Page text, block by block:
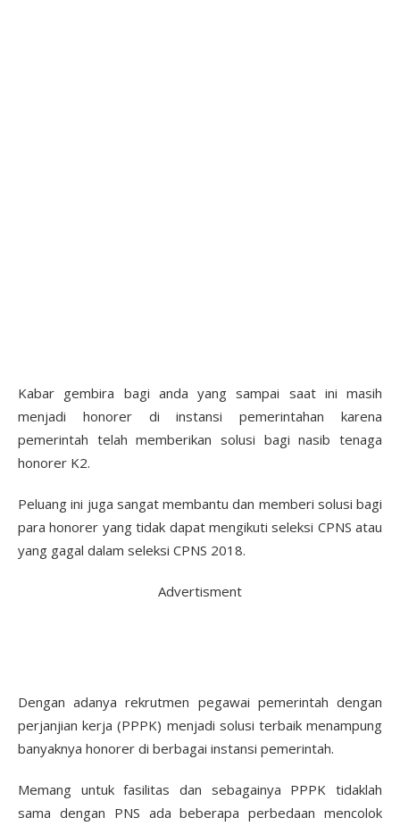
Kabar gembira bagi anda yang sampai saat ini masih
menjadi honorer di instansi pemerintahan karena
pemerintah telah memberikan solusi bagi nasib tenaga
honorer K2.
Peluang ini juga sangat membantu dan memberi solusi bagi
para honorer yang tidak dapat mengikuti seleksi CPNS atau
yang gagal dalam seleksi CPNS 2018.
Advertisment
Dengan adanya rekrutmen pegawai pemerintah dengan
perjanjian kerja (PPPK) menjadi solusi terbaik menampung
banyaknya honorer di berbagai instansi pemerintah.
Memang untuk fasilitas dan sebagainya PPPK tidaklah
sama dengan PNS ada beberapa perbedaan mencolok